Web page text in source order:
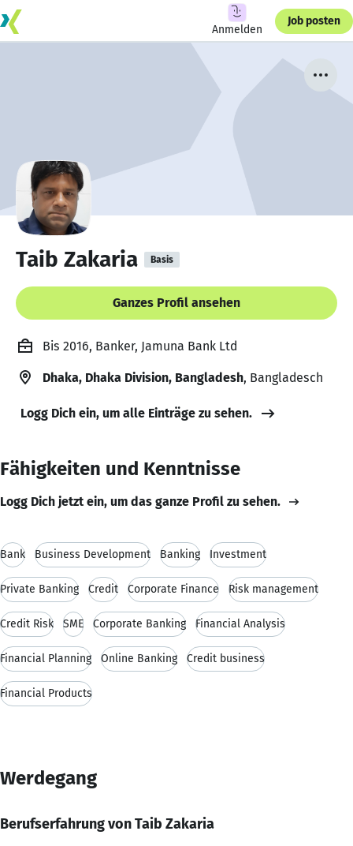
Anmelden
Job posten
Taib Zakaria Basis
Ganzes Profil ansehen
Bis 2016, Banker, Jamuna Bank Ltd
Dhaka, Dhaka Division, Bangladesh, Bangladesch
Logg Dich ein, um alle Einträge zu sehen.
Fähigkeiten und Kenntnisse
Logg Dich jetzt ein, um das ganze Profil zu sehen.
Bank Business Development Banking Investment
Private Banking Credit Corporate Finance Risk management
Credit Risk SME Corporate Banking Financial Analysis
Financial Planning Online Banking Credit business
Financial Products
Werdegang
Berufserfahrung von Taib Zakaria